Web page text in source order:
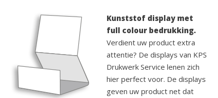
Kunststof display met
full colour bedrukking.
Verdient uw product extra
attentie? De displays van KPS
Drukwerk Service lenen zich
hier perfect voor. De displays
geven uw product net dat